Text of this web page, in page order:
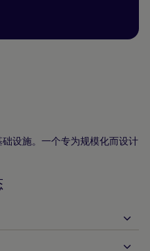
设施。一个专为规模化而设计